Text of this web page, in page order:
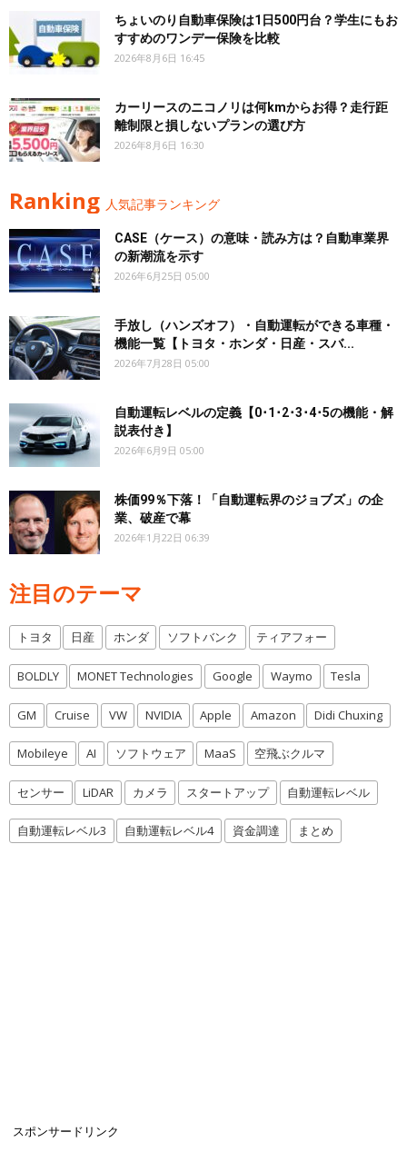
ちょいのり自動車保険は1日500円台？学生にもお
すすめのワンデー保険を比較
2026年8月6日 16:45
カーリースのニコノリは何kmからお得？走行距
離制限と損しないプランの選び方
2026年8月6日 16:30
Ranking 人気記事ランキング
CASE（ケース）の意味・読み方は？自動車業界
の新潮流を示す
2026年6月25日 05:00
手放し（ハンズオフ）・自動運転ができる車種・
機能一覧【トヨタ・ホンダ・日産・スバ...
2026年7月28日 05:00
自動運転レベルの定義【0･1･2･3･4･5の機能・解
説表付き】
2026年6月9日 05:00
株価99％下落！「自動運転界のジョブズ」の企
業、破産で幕
2026年1月22日 06:39
注目のテーマ
トヨタ 日産 ホンダ ソフトバンク ティアフォー
BOLDLY MONET Technologies Google Waymo Tesla
GM Cruise VW NVIDIA Apple Amazon Didi Chuxing
Mobileye AI ソフトウェア MaaS 空飛ぶクルマ
センサー LiDAR カメラ スタートアップ 自動運転レベル
自動運転レベル3 自動運転レベル4 資金調達 まとめ
スポンサードリンク